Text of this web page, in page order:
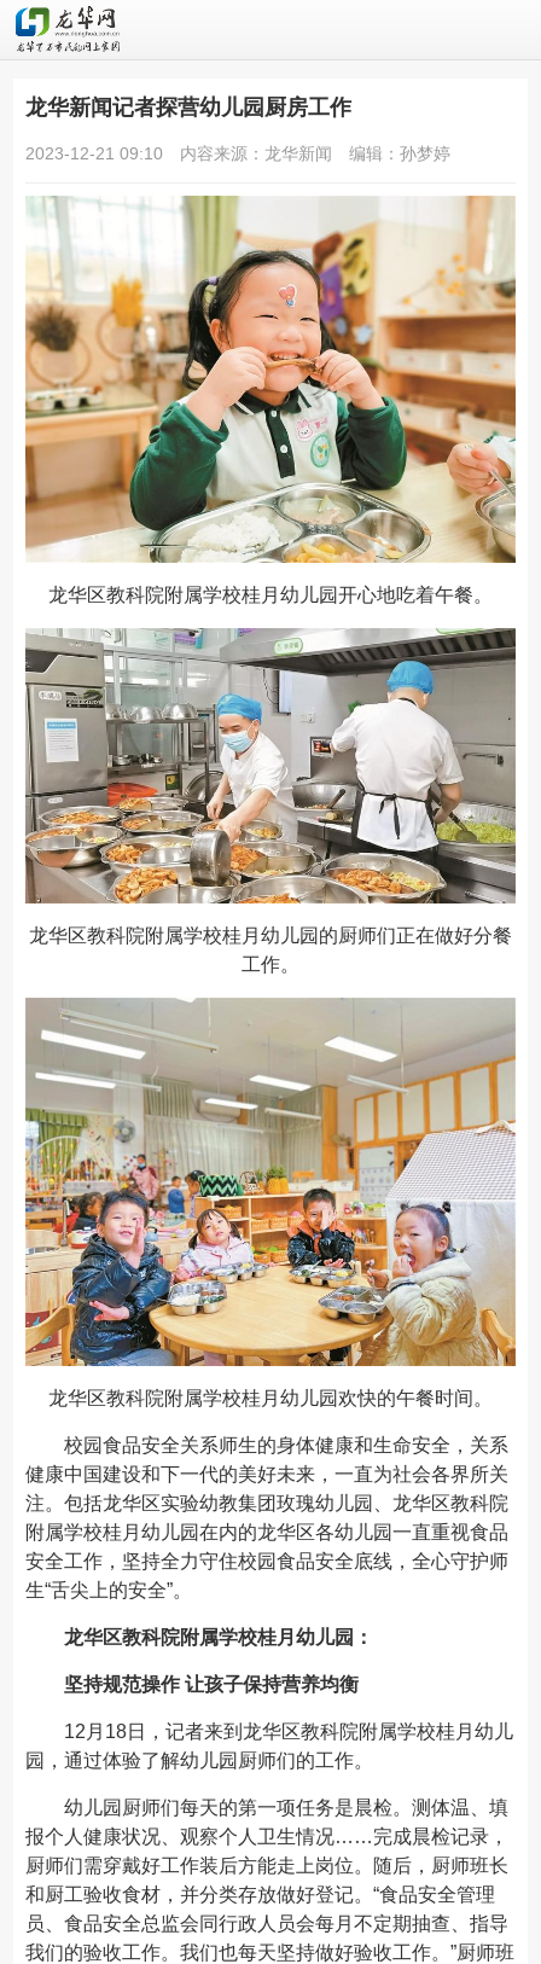
龙华新闻记者探营幼儿园厨房工作
2023-12-21 09:10 内容来源：龙华新闻 编辑：孙梦婷
龙华区教科院附属学校桂月幼儿园开心地吃着午餐。
龙华区教科院附属学校桂月幼儿园的厨师们正在做好分餐
工作。
龙华区教科院附属学校桂月幼儿园欢快的午餐时间。
校园食品安全关系师生的身体健康和生命安全，关系
健康中国建设和下一代的美好未来，一直为社会各界所关
注。包括龙华区实验幼教集团玫瑰幼儿园、龙华区教科院
附属学校桂月幼儿园在内的龙华区各幼儿园一直重视食品
安全工作，坚持全力守住校园食品安全底线，全心守护师
生“舌尖上的安全”。
龙华区教科院附属学校桂月幼儿园：
坚持规范操作 让孩子保持营养均衡
12月18日，记者来到龙华区教科院附属学校桂月幼儿
园，通过体验了解幼儿园厨师们的工作。
幼儿园厨师们每天的第一项任务是晨检。测体温、填
报个人健康状况、观察个人卫生情况……完成晨检记录，
厨师们需穿戴好工作装后方能走上岗位。随后，厨师班长
和厨工验收食材，并分类存放做好登记。“食品安全管理
员、食品安全总监会同行政人员会每月不定期抽查、指导
我们的验收工作。我们也每天坚持做好验收工作。”厨师班